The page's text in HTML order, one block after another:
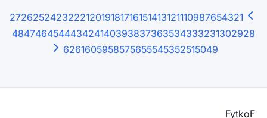
16
17
18
19
20
21
22
23
24
25
26
27
38
39
40
41
42
43
44
45
46
47
48
59
60
61
62